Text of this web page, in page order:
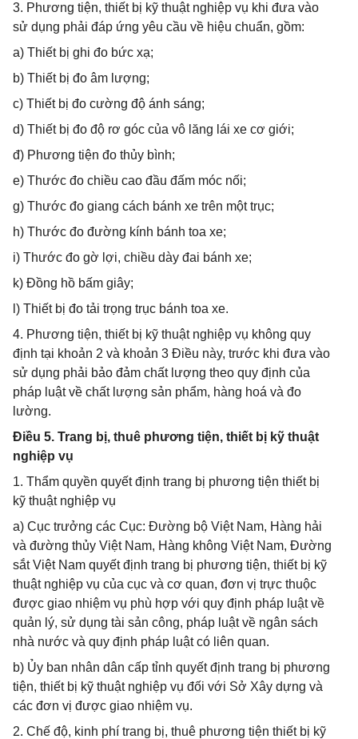
3. Phương tiện, thiết bị kỹ thuật nghiệp vụ khi đưa vào
sử dụng phải đáp ứng yêu cầu về hiệu chuẩn, gồm:
a) Thiết bị ghi đo bức xạ;
b) Thiết bị đo âm lượng;
c) Thiết bị đo cường độ ánh sáng;
d) Thiết bị đo độ rơ góc của vô lăng lái xe cơ giới;
đ) Phương tiện đo thủy bình;
e) Thước đo chiều cao đầu đấm móc nối;
g) Thước đo giang cách bánh xe trên một trục;
h) Thước đo đường kính bánh toa xe;
i) Thước đo gờ lợi, chiều dày đai bánh xe;
k) Đồng hồ bấm giây;
l) Thiết bị đo tải trọng trục bánh toa xe.
4. Phương tiện, thiết bị kỹ thuật nghiệp vụ không quy
định tại khoản 2 và khoản 3 Điều này, trước khi đưa vào
sử dụng phải bảo đảm chất lượng theo quy định của
pháp luật về chất lượng sản phẩm, hàng hoá và đo
lường.
Điều 5. Trang bị, thuê phương tiện, thiết bị kỹ thuật
nghiệp vụ
1. Thẩm quyền quyết định trang bị phương tiện thiết bị
kỹ thuật nghiệp vụ
a) Cục trưởng các Cục: Đường bộ Việt Nam, Hàng hải
và đường thủy Việt Nam, Hàng không Việt Nam, Đường
sắt Việt Nam quyết định trang bị phương tiện, thiết bị kỹ
thuật nghiệp vụ của cục và cơ quan, đơn vị trực thuộc
được giao nhiệm vụ phù hợp với quy định pháp luật về
quản lý, sử dụng tài sản công, pháp luật về ngân sách
nhà nước và quy định pháp luật có liên quan.
b) Ủy ban nhân dân cấp tỉnh quyết định trang bị phương
tiện, thiết bị kỹ thuật nghiệp vụ đối với Sở Xây dựng và
các đơn vị được giao nhiệm vụ.
2. Chế độ, kinh phí trang bị, thuê phương tiện thiết bị kỹ